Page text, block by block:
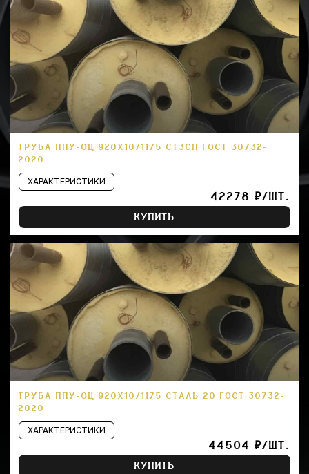
ТРУБА ППУ-ОЦ 920Х10/1175 СТ3СП ГОСТ 30732-
2020
ХАРАКТЕРИСТИКИ
42278 ₽/ШТ.
КУПИТЬ
ТРУБА ППУ-ОЦ 920Х10/1175 СТАЛЬ 20 ГОСТ 30732-
2020
ХАРАКТЕРИСТИКИ
44504 ₽/ШТ.
КУПИТЬ